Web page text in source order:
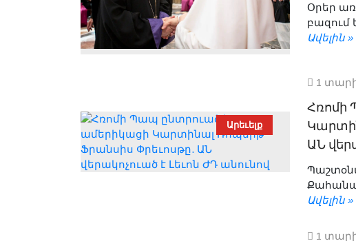
Օրեր
բազում
Ավելին »
Արեւելք
1
Հռոմի
ԱՆ
Ավելին »
1